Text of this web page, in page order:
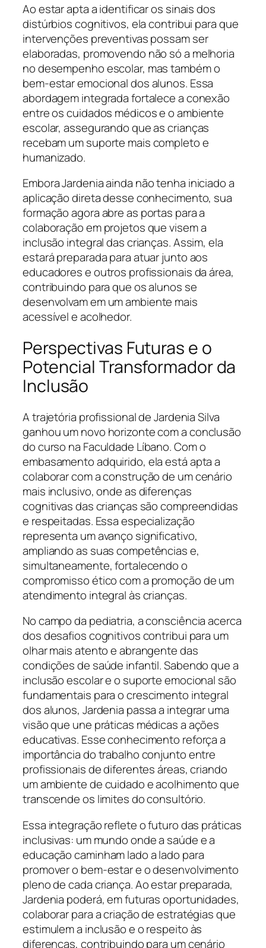
Ao estar apta a identificar os sinais dos
distúrbios cognitivos, ela contribui para que
intervenções preventivas possam ser
elaboradas, promovendo não só a melhoria
no desempenho escolar, mas também o
bem-estar emocional dos alunos. Essa
abordagem integrada fortalece a conexão
entre os cuidados médicos e o ambiente
escolar, assegurando que as crianças
recebam um suporte mais completo e
humanizado.
Embora Jardenia ainda não tenha iniciado a
aplicação direta desse conhecimento, sua
formação agora abre as portas para a
colaboração em projetos que visem a
inclusão integral das crianças. Assim, ela
estará preparada para atuar junto aos
educadores e outros profissionais da área,
contribuindo para que os alunos se
desenvolvam em um ambiente mais
acessível e acolhedor.
Perspectivas Futuras e o
Potencial Transformador da
Inclusão
A trajetória profissional de Jardenia Silva
ganhou um novo horizonte com a conclusão
do curso na Faculdade Líbano. Com o
embasamento adquirido, ela está apta a
colaborar com a construção de um cenário
mais inclusivo, onde as diferenças
cognitivas das crianças são compreendidas
e respeitadas. Essa especialização
representa um avanço significativo,
ampliando as suas competências e,
simultaneamente, fortalecendo o
compromisso ético com a promoção de um
atendimento integral às crianças.
No campo da pediatria, a consciência acerca
dos desafios cognitivos contribui para um
olhar mais atento e abrangente das
condições de saúde infantil. Sabendo que a
inclusão escolar e o suporte emocional são
fundamentais para o crescimento integral
dos alunos, Jardenia passa a integrar uma
visão que une práticas médicas a ações
educativas. Esse conhecimento reforça a
importância do trabalho conjunto entre
profissionais de diferentes áreas, criando
um ambiente de cuidado e acolhimento que
transcende os limites do consultório.
Essa integração reflete o futuro das práticas
inclusivas: um mundo onde a saúde e a
educação caminham lado a lado para
promover o bem-estar e o desenvolvimento
pleno de cada criança. Ao estar preparada,
Jardenia poderá, em futuras oportunidades,
colaborar para a criação de estratégias que
estimulem a inclusão e o respeito às
diferenças, contribuindo para um cenário